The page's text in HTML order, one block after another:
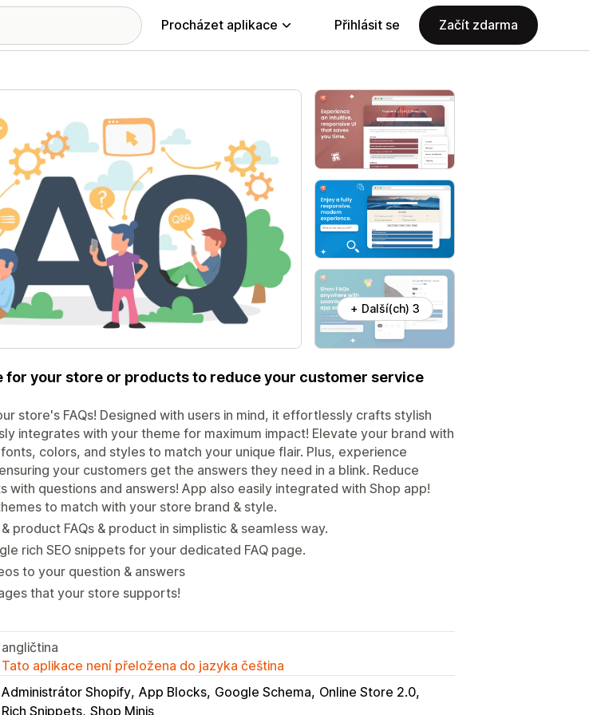
Procházet aplikace Přihlásit se Začít zdarma
+ Další(ch) 3
for your store or products to reduce your customer service
store's FAQs! Designed with users in mind, it effortlessly crafts stylish
integrates with your theme for maximum impact! Elevate your brand with
colors, and styles to match your unique flair. Plus, experience
your customers get the answers they need in a blink. Reduce
with questions and answers! App also easily integrated with Shop app!
to match with your store brand & style.
product FAQs & product in simplistic & seamless way.
rich SEO snippets for your dedicated FAQ page.
to your question & answers
that your store supports!
angličtina
Tato aplikace není přeložena do jazyka čeština
Administrátor Shopify App Blocks Google Schema Online Store 2.0
Rich Snippets Shop Minis